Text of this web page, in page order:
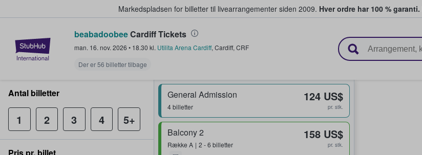
Markedspladsen for billetter til livearrangementer siden 2009. Hver ordre har 100 % garanti.
StubHub - Hvor fans køber og sælger billetter
beabadoobeeCardiff Tickets
man. 16. nov. 2026 • 18.30 kl. Utilita Arena Cardiff, Cardiff, CRF
Der er 56 billetter tilbage
General Admission
4 billetter
124 US$
pr. stk.
Balcony 2
Række A 2 - 6 billetter
158 US$
pr. stk.
Antal billetter
1 2 3 4 5+